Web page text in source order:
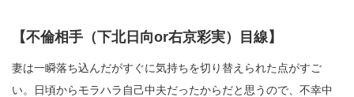
【不倫相手（下北日向or右京彩実）目線】
妻は一瞬落ち込んだがすぐに気持ちを切り替えられた点がすご
い。日頃からモラハラ自己中夫だったからだと思うので、不幸中